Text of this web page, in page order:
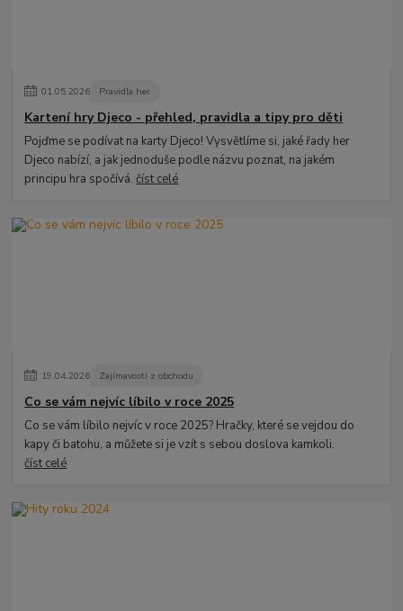
01.05.2026 Pravidla her
Kartení hry Djeco - přehled, pravidla a tipy pro děti
Pojďme se podívat na karty Djeco! Vysvětlíme si, jaké řady her
Djeco nabízí, a jak jednoduše podle názvu poznat, na jakém
principu hra spočívá.číst celé
19.04.2026 Zajímavosti z obchodu
Co se vám nejvíc líbilo v roce 2025
Co se vám líbilo nejvíc v roce 2025? Hračky, které se vejdou do
kapy či batohu, a můžete si je vzít s sebou doslova kamkoli.
číst celé